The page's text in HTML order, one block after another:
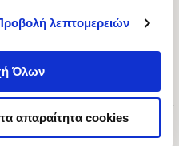
λεπτομερειών
Όλων
απαραίτητα cookies
Αθήνα 106 79
09:00-21:00